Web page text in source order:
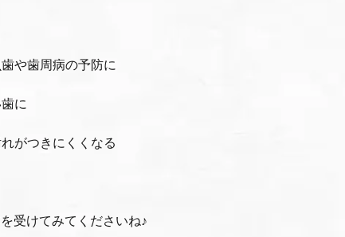
や歯周病の予防に
に
がつきにくくなる
受けてみてくださいね♪